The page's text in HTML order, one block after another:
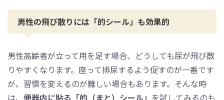
男性の飛び散りには「的シール」も効果的
男性高齢者が立って用を足す場合、どうしても尿が飛び散
りやすくなります。座って排尿するよう促すのが一番です
が、習慣を変えるのが難しい場合もあります。そんな時
は、 便器内に貼る「的（まと）シール」 を試してみるのも